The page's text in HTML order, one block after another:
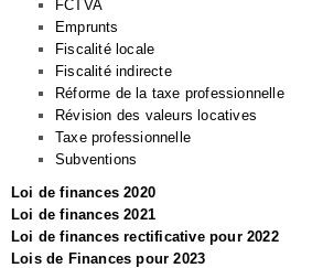
FCTVA
Emprunts
Fiscalité locale
Fiscalité indirecte
Réforme de la taxe professionnelle
Révision des valeurs locatives
Taxe professionnelle
Subventions
Loi de finances 2020
Loi de finances 2021
Loi de finances rectificative pour 2022
Lois de Finances pour 2023